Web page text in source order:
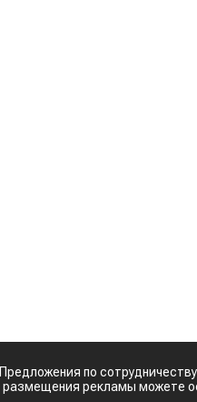
Предложения по
размещения рекламы можете